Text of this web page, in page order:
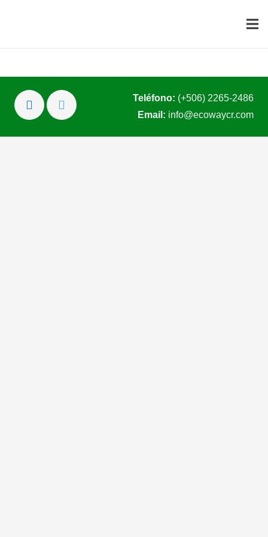
Teléfono: (+506) 2265-2486
Email: info@ecowaycr.com